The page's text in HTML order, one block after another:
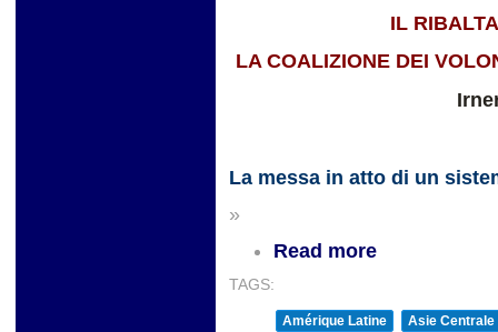
IL
LA COALIZIONE DEI
La messa in atto di un
»
Read more
TAGS:
Amérique Latine
Asie Centrale